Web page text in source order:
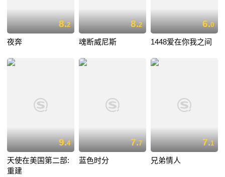
8.2
夜奔
8.2
魂断威尼斯
6.0
1448爱在你我之间
9.4
天使在美国第二部:
重建
7.7
蓝色时分
7.1
兄弟情人